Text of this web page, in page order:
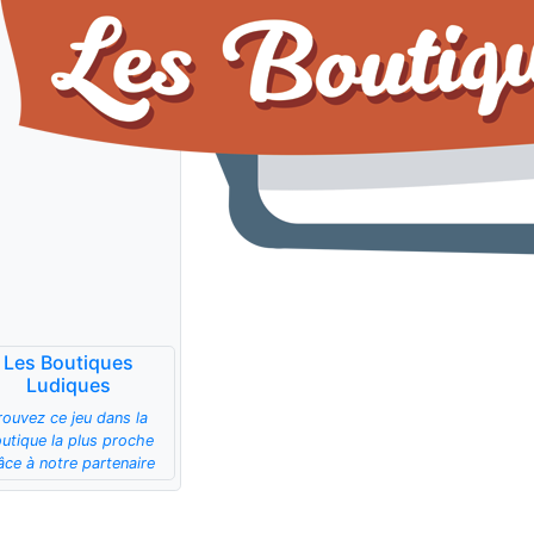
Les Boutiques
Ludiques
ce jeu dans la
la plus proche
à notre partenaire